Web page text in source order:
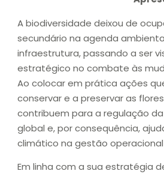
A biodiversidade deixou de
secundário na agenda
infraestrutura, passando a ser
estratégico no combate às
Ao colocar em prática ações
conservar e a preservar as
contribuem para a regulação
global e, por consequência,
climático na gestão
Em linha com a sua estratégia